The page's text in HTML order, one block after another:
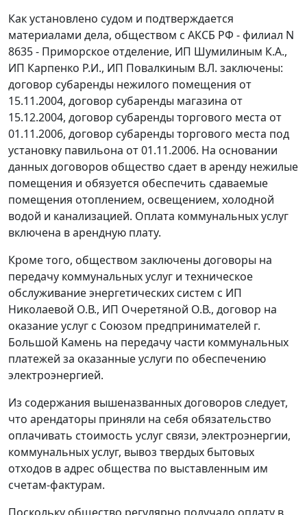
Как установлено судом и подтверждается
материалами дела, обществом с АКСБ РФ - филиал N
8635 - Приморское отделение, ИП Шумилиным К.А.,
ИП Карпенко Р.И., ИП Повалкиным В.Л. заключены:
договор субаренды нежилого помещения от
15.11.2004, договор субаренды магазина от
15.12.2004, договор субаренды торгового места от
01.11.2006, договор субаренды торгового места под
установку павильона от 01.11.2006. На основании
данных договоров общество сдает в аренду нежилые
помещения и обязуется обеспечить сдаваемые
помещения отоплением, освещением, холодной
водой и канализацией. Оплата коммунальных услуг
включена в арендную плату.
Кроме того, обществом заключены договоры на
передачу коммунальных услуг и техническое
обслуживание энергетических систем с ИП
Николаевой О.В., ИП Очеретяной О.В., договор на
оказание услуг с Союзом предпринимателей г.
Большой Камень на передачу части коммунальных
платежей за оказанные услуги по обеспечению
электроэнергией.
Из содержания вышеназванных договоров следует,
что арендаторы приняли на себя обязательство
оплачивать стоимость услуг связи, электроэнергии,
коммунальных услуг, вывоз твердых бытовых
отходов в адрес общества по выставленным им
счетам-фактурам.